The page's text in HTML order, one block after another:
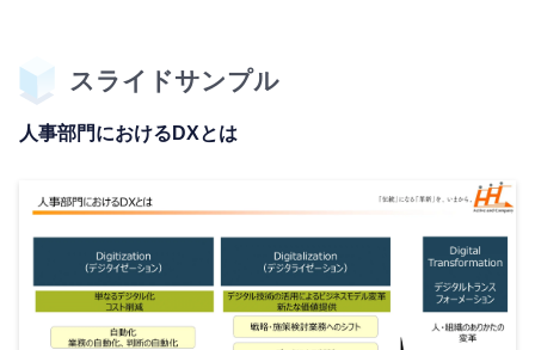
スライドサンプル
人事部門におけるDXとは